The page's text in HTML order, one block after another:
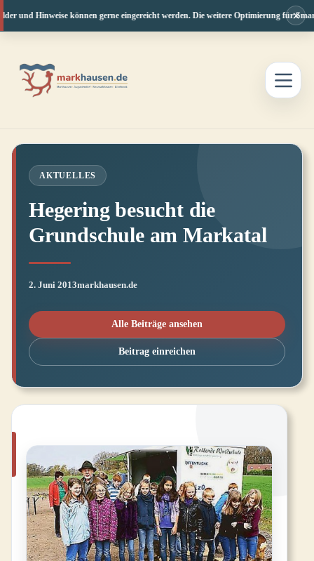
und Hinweise können gerne eingereicht werden. Die weitere Optimierung für ×
springen
AKTUELLES
Hegering besucht die
Grundschule am Markatal
2. Juni 2013markhausen.de
Alle Beiträge ansehen
Beitrag einreichen